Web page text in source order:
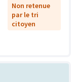
Non retenue
par le tri
citoyen